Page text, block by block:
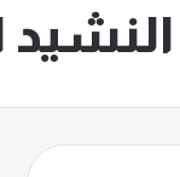
النشيد